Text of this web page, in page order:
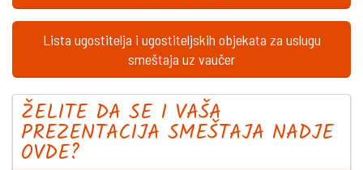
Lista ugostitelja i ugostiteljskih objekata za uslugu
smeštaja uz vaučer
ŽELITE DA SE I VAŠA
PREZENTACIJA SMEŠTAJA NADJE
OVDE?